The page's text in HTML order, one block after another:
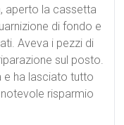
aperto la cassetta
di fondo e
Aveva i pezzi di
sul posto.
e ha lasciato tutto
risparmio